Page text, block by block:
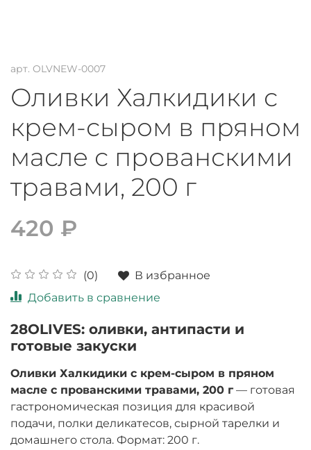
арт. OLVNEW-0007
Оливки Халкидики с
крем-сыром в пряном
масле с прованскими
травами, 200 г
(0)
В избранное
Добавить в сравнение
420 ₽
28OLIVES: оливки, антипасти и
готовые закуски
Оливки Халкидики с крем-сыром в пряном
масле с прованскими травами, 200 г — готовая
гастрономическая позиция для красивой
подачи, полки деликатесов, сырной тарелки и
домашнего стола. Формат: 200 г.